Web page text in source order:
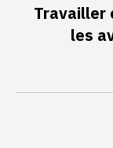
Travailler
les